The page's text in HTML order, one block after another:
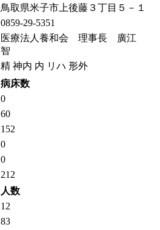
鳥取県米子市上後藤３丁目５－１
0859-29-5351
医療法人養和会 理事長 廣江
智
精 神内 内 リハ 形外
病床数
0
60
152
0
0
212
人数
12
83